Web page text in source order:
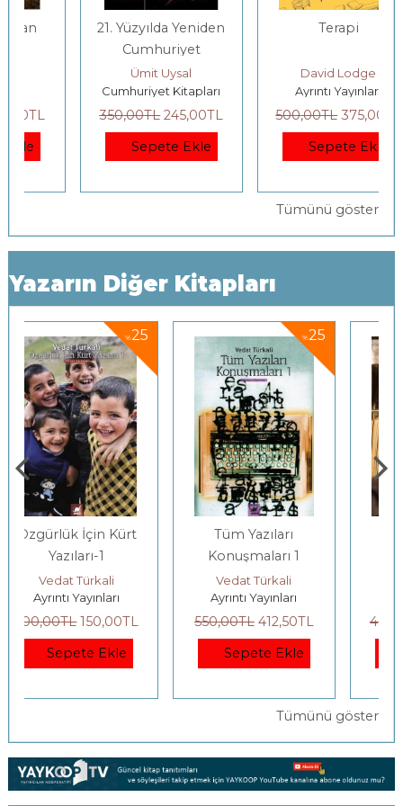
21. Yüzyılda Yeniden
Cumhuriyet
Ümit Uysal
Cumhuriyet Kitapları
TL 245,00TL
Sepete Ekle
David Lodge
Ayrıntı Yayınları
TL 375,00TL
Sepete Ekle
Tümünü göster
Yazarın Diğer Kitapları
Tüm Yazıları
Konuşmaları 1
Vedat Türkali
Ayrıntı Yayınları
550,00TL 412,50
Sepete Ekle
Eski Filmler
Vedat Türkali
Ayrıntı Yayınları
450,00TL 337
Sepete Ekle
Tümünü göster